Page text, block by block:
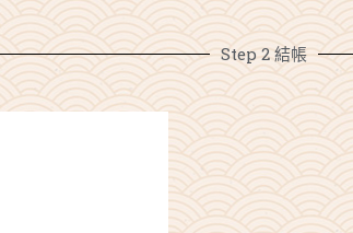
Step 2 結帳